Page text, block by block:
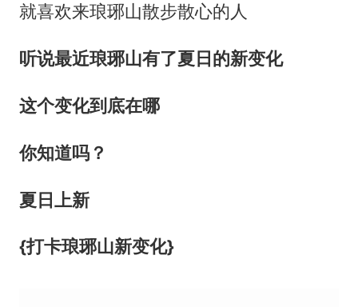
就喜欢来琅琊山散步散心的人
听说最近琅琊山有了夏日的新变化
这个变化到底在哪
你知道吗？
夏日上新
{打卡琅琊山新变化}